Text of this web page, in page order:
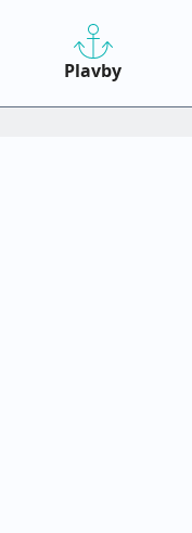
Plavby